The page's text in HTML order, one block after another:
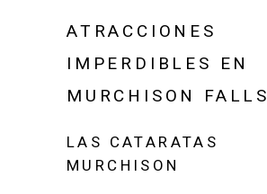
ATRACCIONES
IMPERDIBLES EN
MURCHISON FALLS
LAS CATARATAS
MURCHISON